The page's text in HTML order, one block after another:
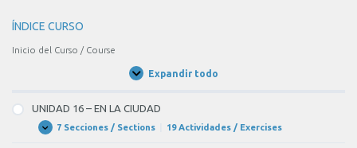
ÍNDICE CURSO
Inicio del Curso / Course
Expandir todo
Unidades
UNIDAD 16 – EN LA CIUDAD
Expandir
UNIDAD7 Secciones / Sections 19 Actividades / Exercises